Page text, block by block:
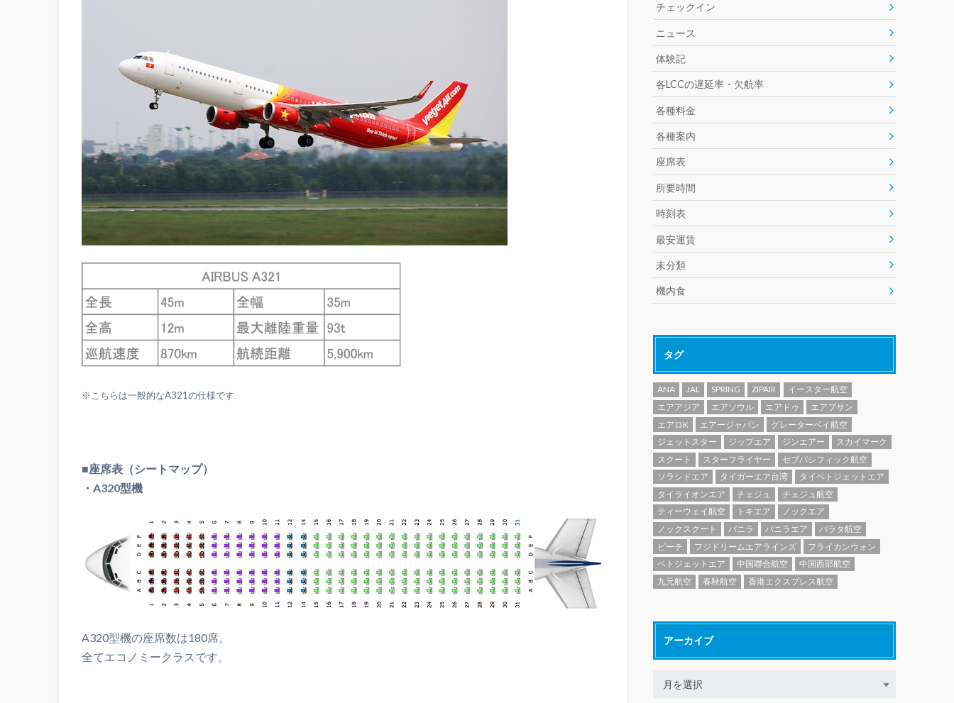
※こちらは一般的なA321の仕様です
■座席表（シートマップ）
・A320型機
A320型機の座席数は180席。
全てエコノミークラスです。
o
チェックイン
ニュース
体験記
各LCCの遅延率・欠航率
各種料金
各種案内
座席表
所要時間
時刻表
最安運賃
未分類
機内食
タグ
ANA JAL SPRING ZIPAIR
イースター航空
エアアジア
エアソウル エアドゥ
エアプサン
エアロK
エアージャパン
グレーターベイ航空
ジェットスター
ジップエア ジンエアー
スカイマーク
スクート
スターフライヤー
セブパシフィック航空
ソラシドエア
タイガーエア台湾
タイベトジェットエア
タイライオンエア
チェジュ
チェジュ航空
ティーウェイ航空
トキエア
ノックエア
ノックスクート
バニラ バニラエア
パラタ航空
ピーチ
フジドリームエアラインズ
フライカンウォン
ベトジェットエア
中国聯合航空
中国西部航空
九元航空
春秋航空 香港エクスプレス航空
アーカイブ